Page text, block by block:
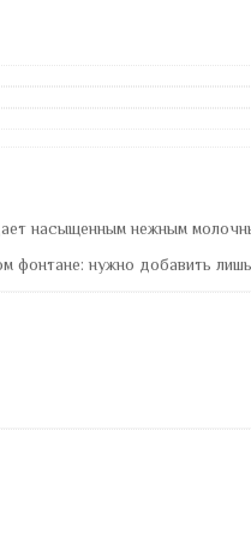
насыщенным нежным
нужно добавить